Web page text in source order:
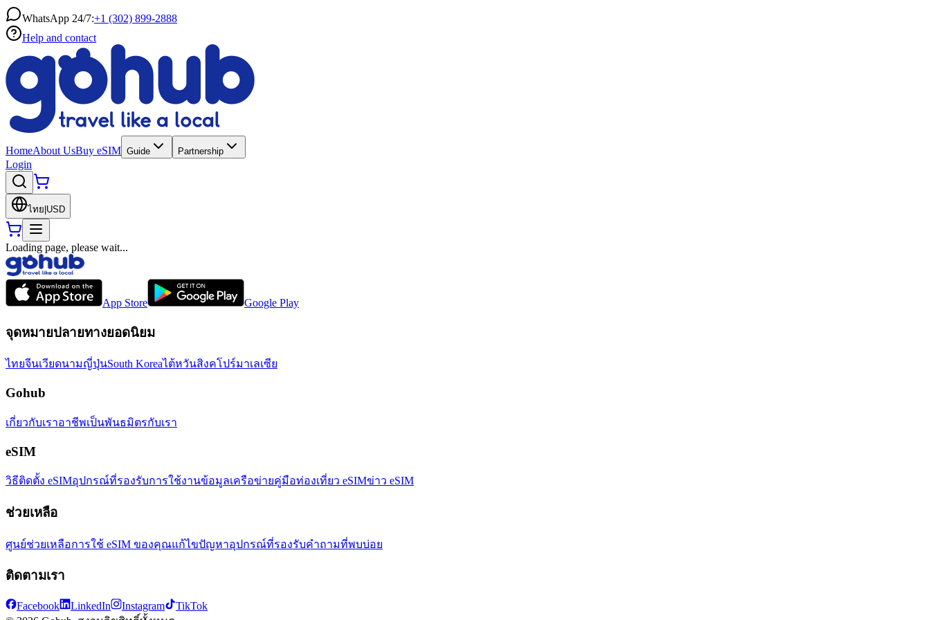
WhatsApp 24/7:+1 (302) 899-2888
Help and contact
HomeAbout UsBuy eSIM Guide Partnership
Login
ไทย USD
Loading page, please wait...
App Store Google Play
จุดหมายปลายทางยอดนิยม
ไทยจีนเวียดนามญี่ปุ่นSouth Koreaไต้หวันสิงคโปร์มาเลเซีย
Gohub
เกี่ยวกับเราอาชีพเป็นพันธมิตรกับเรา
eSIM
วิธีติดตั้ง eSIMอุปกรณ์ที่รองรับการใช้งานข้อมูลเครือข่ายคู่มือท่องเที่ยว eSIMข่าว eSIM
ช่วยเหลือ
ศูนย์ช่วยเหลือการใช้ eSIM ของคุณแก้ไขปัญหาอุปกรณ์ที่รองรับคำถามที่พบบ่อย
ติดตามเรา
Facebook LinkedIn Instagram
TikTok